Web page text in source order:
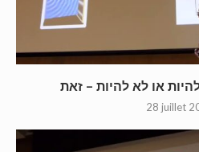
28 juillet